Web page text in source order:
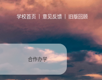
学校首页 | 意见反馈| 旧版回顾
合作办学